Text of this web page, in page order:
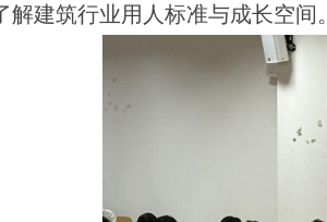
解建筑行业用人标准与成长空间。